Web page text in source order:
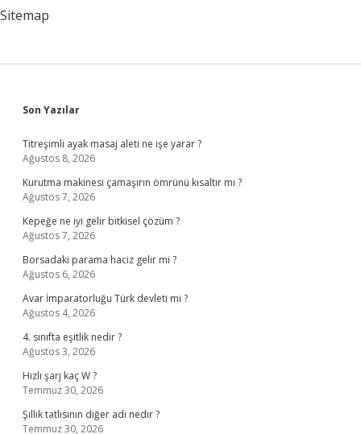
Sitemap
Sidebar
Son Yazılar
Titreşimli ayak masaj aleti ne işe yarar ?
Ağustos 8, 2026
Kurutma makinesi çamaşırın ömrünü kısaltır mı ?
Ağustos 7, 2026
Kepeğe ne iyi gelir bitkisel çözüm ?
Ağustos 7, 2026
Borsadaki parama haciz gelir mi ?
Ağustos 6, 2026
Avar İmparatorluğu Türk devleti mi ?
Ağustos 4, 2026
4. sınıfta eşitlik nedir ?
Ağustos 3, 2026
Hızlı şarj kaç W ?
Temmuz 30, 2026
Şıllık tatlısının diğer adı nedir ?
Temmuz 30, 2026